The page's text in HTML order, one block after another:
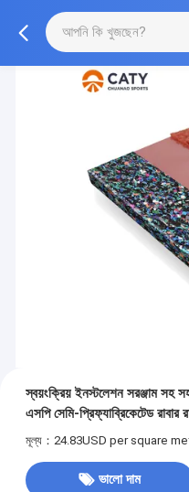
স্বয়ংক্রিয় ইনস্টলেশন সরঞ্জাম সহ
এসপি সেমি-প্রিফ্যাব্রিকেটেড রাবার
মূল্য：24.83USD per square
ভালো দাম